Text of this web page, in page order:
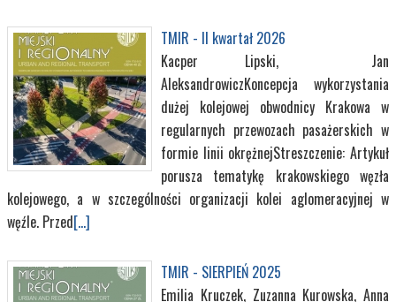
TMIR - II kwartał 2026
Kacper Lipski, Jan
AleksandrowiczKoncepcja wykorzystania
dużej kolejowej obwodnicy Krakowa w
regularnych przewozach pasażerskich w
formie linii okrężnejStreszczenie: Artykuł
porusza tematykę krakowskiego węzła
kolejowego, a w szczególności organizacji kolei aglomeracyjnej w
węźle. Przed[...]
TMIR - SIERPIEŃ 2025
Emilia Kruczek, Zuzanna Kurowska, Anna